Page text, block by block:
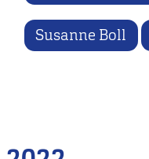
Susanne Boll